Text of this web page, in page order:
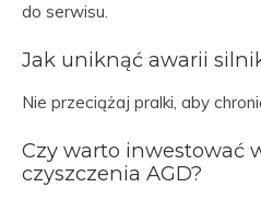
do serwisu.
Jak uniknąć awarii
Nie przeciążaj pralki, aby
Czy warto inwestować
czyszczenia AGD?